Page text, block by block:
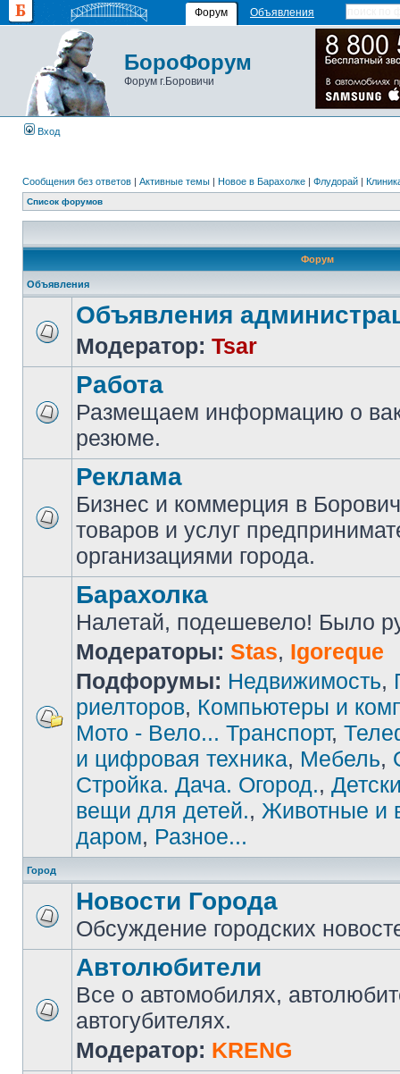
Форум Объявления
БороФорум
Форум г.Боровичи
Вход
Сообщения без ответов | Активные темы | Новое в Барахолке | Флудорай |
Список форумов
Форум
Объявления
Объявления
Модератор: Tsar
Работа
Размещаем информацию о
резюме.
Реклама
Бизнес и коммерция в
товаров и услуг
организациями города.
Барахолка
Налетай, подешевело! Было
Модераторы: Stas, Igoreque
Подфорумы: Недвижимость,
риелторов, Компьютеры и
Мото - Вело... Транспорт,
и цифровая техника, Мебель,
Стройка. Дача. Огород.,
вещи для детей., Животные и
даром, Разное...
Город
Новости Города
Обсуждение городских
Автолюбители
Все о автомобилях,
автогубителях.
Модератор: KRENG